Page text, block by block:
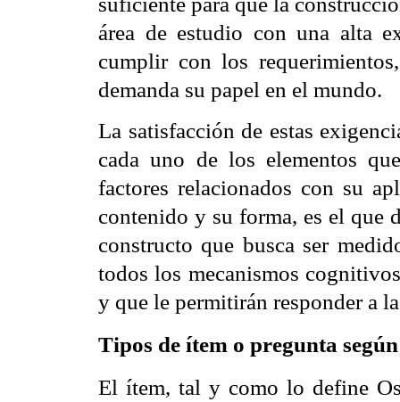
área de estudio con una alta
cumplir con los
demanda su papel en el mundo.
La satisfacción de estas
cada uno de los elementos
factores relacionados con su
contenido y su forma, es el que
constructo que busca ser
todos los mecanismos
y que le permitirán responder a
Tipos de ítem o pregunta
El ítem, tal y como lo define